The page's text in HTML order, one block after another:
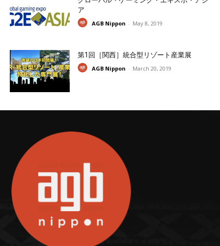
ア
AGB Nippon - May 8, 2019
第1回［関西］統合型リゾート産業展
AGB Nippon - March 20, 2019